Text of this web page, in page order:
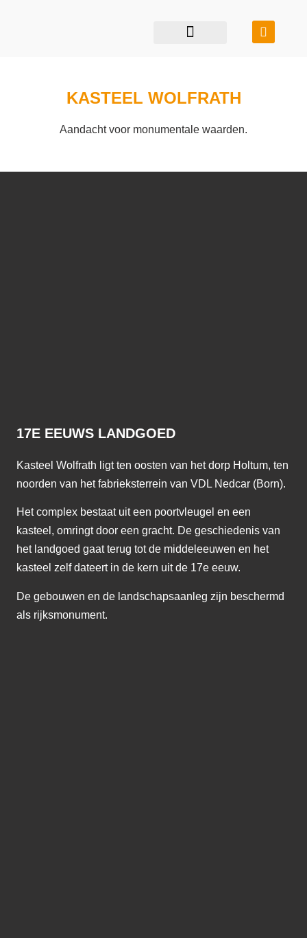
KASTEEL WOLFRATH
Aandacht voor monumentale waarden.
17E EEUWS LANDGOED
Kasteel Wolfrath ligt ten oosten van het dorp Holtum, ten
noorden van het fabrieksterrein van VDL Nedcar (Born).
Het complex bestaat uit een poortvleugel en een
kasteel, omringt door een gracht. De geschiedenis van
het landgoed gaat terug tot de middeleeuwen en het
kasteel zelf dateert in de kern uit de 17e eeuw.
De gebouwen en de landschapsaanleg zijn beschermd
als rijksmonument.